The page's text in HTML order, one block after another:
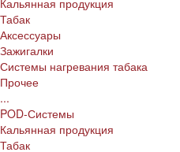
Табак
Аксессуары
Зажигалки
Системы нагревания табака
Прочее
...
POD-Системы
Кальянная продукция
Табак